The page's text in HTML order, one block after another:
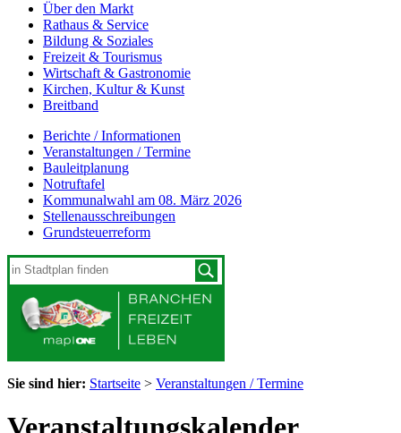
Über den Markt
Rathaus & Service
Bildung & Soziales
Freizeit & Tourismus
Wirtschaft & Gastronomie
Kirchen, Kultur & Kunst
Breitband
Berichte / Informationen
Veranstaltungen / Termine
Bauleitplanung
Notruftafel
Kommunalwahl am 08. März 2026
Stellenausschreibungen
Grundsteuerreform
Sie sind hier: Startseite > Veranstaltungen / Termine